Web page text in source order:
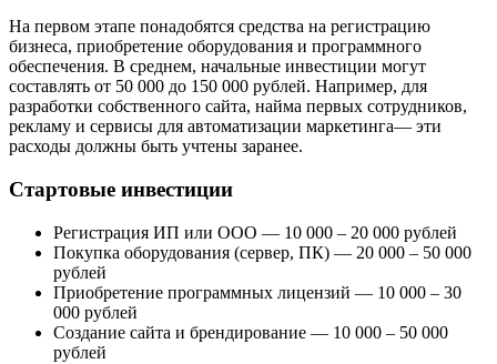
На первом этапе понадобятся средства на регистрацию
бизнеса, приобретение оборудования и программного
обеспечения. В среднем, начальные инвестиции могут
составлять от 50 000 до 150 000 рублей. Например, для
разработки собственного сайта, найма первых сотрудников,
рекламу и сервисы для автоматизации маркетинга— эти
расходы должны быть учтены заранее.
Стартовые инвестиции
Регистрация ИП или ООО — 10 000 – 20 000 рублей
Покупка оборудования (сервер, ПК) — 20 000 – 50 000
рублей
Приобретение программных лицензий — 10 000 – 30
000 рублей
Создание сайта и брендирование — 10 000 – 50 000
рублей